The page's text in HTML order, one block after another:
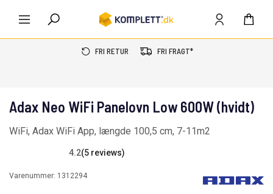
FRI RETUR FRI FRAGT*
Adax Neo WiFi Panelovn Low 600W (hvidt)
WiFi, Adax WiFi App, længde 100,5 cm, 7-11m2
4.2(5 reviews)
Varenummer: 1312294